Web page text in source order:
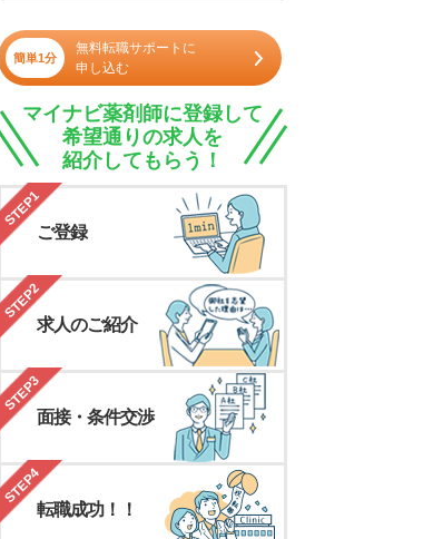
簡単1分
無料転職サポートに
申し込む
マイナビ薬剤師に登録して
希望通りの求人を
紹介してもらう！
STEP1
ご登録
STEP2
求人のご紹介
STEP3
面接・条件交渉
STEP4
転職成功！！